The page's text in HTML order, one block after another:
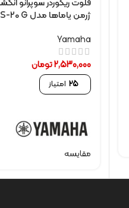
فلوت ریکوردر سوپرانو
ژرمن یاماها مدل YRS-20 G
Yamaha
2,530,000تومان
25 امتیاز
مقایسه